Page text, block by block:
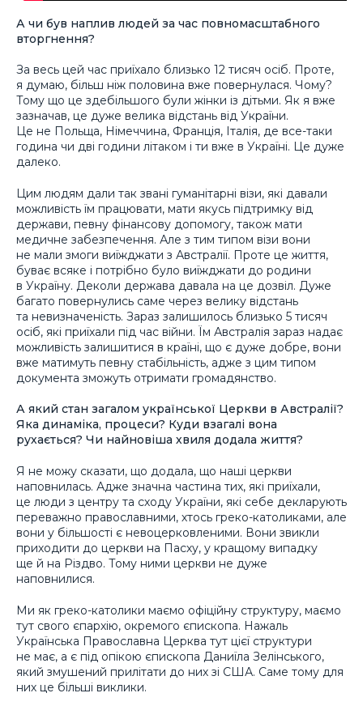
А чи був наплив людей за час повномасштабного
вторгнення?
За весь цей час приїхало близько 12 тисяч осіб. Проте,
я думаю, більш ніж половина вже повернулася. Чому?
Тому що це здебільшого були жінки із дітьми. Як я вже
зазначав, це дуже велика відстань від України.
Це не Польща, Німеччина, Франція, Італія, де все-таки
година чи дві години літаком і ти вже в Україні. Це дуже
далеко.
Цим людям дали так звані гуманітарні візи, які давали
можливість їм працювати, мати якусь підтримку від
держави, певну фінансову допомогу, також мати
медичне забезпечення. Але з тим типом візи вони
не мали змоги виїжджати з Австралії. Проте це життя,
буває всяке і потрібно було виїжджати до родини
в Україну. Деколи держава давала на це дозвіл. Дуже
багато повернулись саме через велику відстань
та невизначеність. Зараз залишилось близько 5 тисяч
осіб, які приїхали під час війни. Їм Австралія зараз надає
можливість залишитися в країні, що є дуже добре, вони
вже матимуть певну стабільність, адже з цим типом
документа зможуть отримати громадянство.
А який стан загалом української Церкви в Австралії?
Яка динаміка, процеси? Куди взагалі вона
рухається? Чи найновіша хвиля додала життя?
Я не можу сказати, що додала, що наші церкви
наповнилась. Адже значна частина тих, які приїхали,
це люди з центру та сходу України, які себе декларують
переважно православними, хтось греко-католиками, але
вони у більшості є невоцерковленими. Вони звикли
приходити до церкви на Пасху, у кращому випадку
ще й на Різдво. Тому ними церкви не дуже
наповнилися.
Ми як греко-католики маємо офіційну структуру, маємо
тут свого єпархію, окремого єпископа. Нажаль
Українська Православна Церква тут цієї структури
не має, а є під опікою єпископа Даниїла Зелінського,
який змушений прилітати до них зі США. Саме тому для
них це більші виклики.